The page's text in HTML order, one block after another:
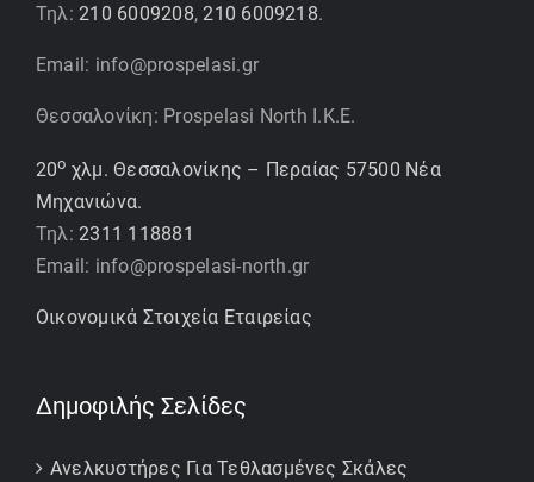
Τηλ: 210 6009208, 210 6009218.
Email: info@prospelasi.gr
Θεσσαλονίκη: Prospelasi North I.K.E.
20ο χλμ. Θεσσαλονίκης – Περαίας 57500 Νέα
Μηχανιώνα.
Τηλ: 2311 118881
Email: info@prospelasi-north.gr
Οικονομικά Στοιχεία Εταιρείας
Δημοφιλής Σελίδες
Ανελκυστήρες Για Τεθλασμένες Σκάλες